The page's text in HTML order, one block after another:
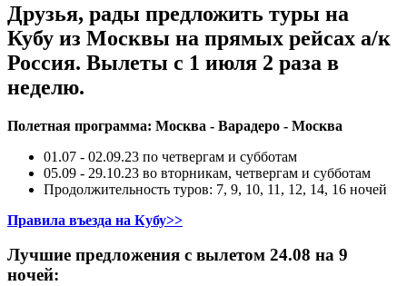
Друзья, рады предложить туры на
Кубу из Москвы на прямых рейсах а/к
Россия. Вылеты с 1 июля 2 раза в
неделю.
Полетная программа: Москва - Варадеро - Москва
01.07 - 02.09.23 по четвергам и субботам
05.09 - 29.10.23 во вторникам, четвергам и субботам
Продолжительность туров: 7, 9, 10, 11, 12, 14, 16 ночей
Правила въезда на Кубу>>
Лучшие предложения с вылетом 24.08 на 9
ночей: